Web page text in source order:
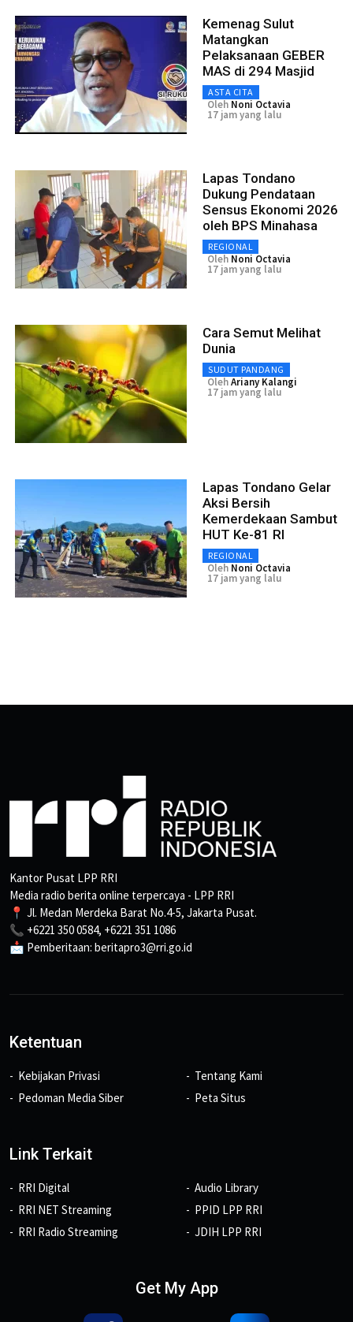
Kemenag Sulut
Matangkan
Pelaksanaan GEBER
MAS di 294 Masjid
ASTA CITA
Oleh Noni Octavia
17 jam yang lalu
Lapas Tondano
Dukung Pendataan
Sensus Ekonomi 2026
oleh BPS Minahasa
REGIONAL
Oleh Noni Octavia
17 jam yang lalu
Cara Semut Melihat
Dunia
SUDUT PANDANG
OlehAriany Kalangi
17 jam yang lalu
Lapas Tondano Gelar
Aksi Bersih
Kemerdekaan Sambut
HUT Ke-81 RI
REGIONAL
Oleh Noni Octavia
17 jam yang lalu
Kantor Pusat LPP RRI
Media radio berita online terpercaya - LPP RRI
📍 Jl. Medan Merdeka Barat No.4-5, Jakarta Pusat.
📞 +6221 350 0584, +6221 351 1086
📩 Pemberitaan: beritapro3@rri.go.id
Ketentuan
Kebijakan Privasi
Pedoman Media Siber
Tentang Kami
Peta Situs
Link Terkait
RRI Digital
RRI NET Streaming
RRI Radio Streaming
Audio Library
PPID LPP RRI
JDIH LPP RRI
Get My App